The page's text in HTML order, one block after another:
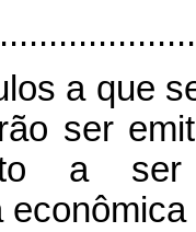
a que
ser
a